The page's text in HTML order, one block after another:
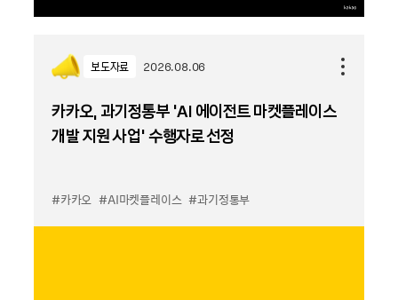
보도자료 2026.08.06
카카오, 과기정통부 ‘AI 에이전트 마켓플레이스
개발 지원 사업’ 수행자로 선정
#카카오 #AI마켓플레이스 #과기정통부